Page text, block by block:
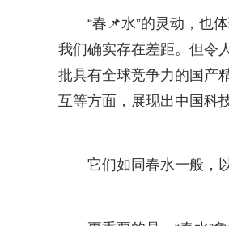
“春📌水”的灵动，也
我们确实存在差距。但令
批具有全球竞争力的国产
互等方面，展现出中国科
它们如同春水一般，